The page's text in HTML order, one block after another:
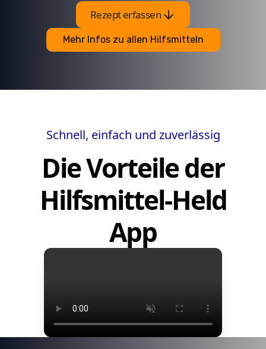
Rezept erfassenarrow_downward
Mehr Infos zu allen Hilfsmitteln
Schnell, einfach und zuverlässig
Die Vorteile der
Hilfsmittel-Held
App